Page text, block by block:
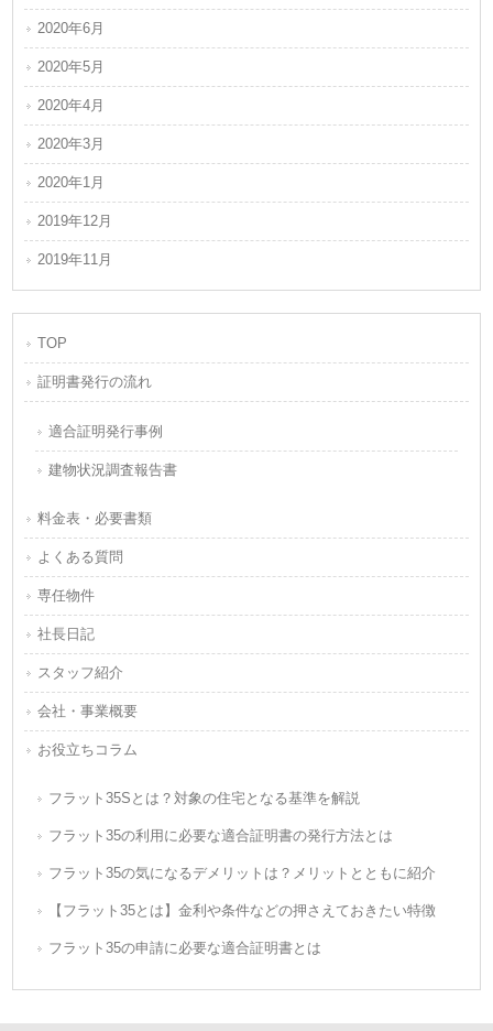
2020年6月
2020年5月
2020年4月
2020年3月
2020年1月
2019年12月
2019年11月
TOP
証明書発行の流れ
適合証明発行事例
建物状況調査報告書
料金表・必要書類
よくある質問
専任物件
社長日記
スタッフ紹介
会社・事業概要
お役立ちコラム
フラット35Sとは？対象の住宅となる基準を解説
フラット35の利用に必要な適合証明書の発行方法とは
フラット35の気になるデメリットは？メリットとともに紹介
【フラット35とは】金利や条件などの押さえておきたい特徴
フラット35の申請に必要な適合証明書とは